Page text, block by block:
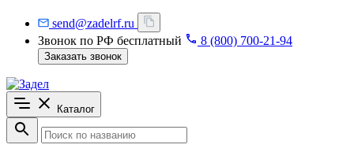
send@zadelrf.ru
Звонок по РФ бесплатный
8 (800) 700-21-94
Заказать звонок
Каталог